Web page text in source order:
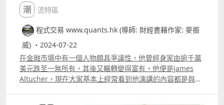
潮流特區
程式交易 www.quants.hk (導師: 財經書藉作家: 麥振
威) ・2024-07-22
在金融市場中有一個人物頗具爭議性，他曾經身家由逾千萬
美元跌至一無所有，其後又輾轉變得富有。他便是James
Altucher，現在大家基本上經常看到他演講的內容都是與個